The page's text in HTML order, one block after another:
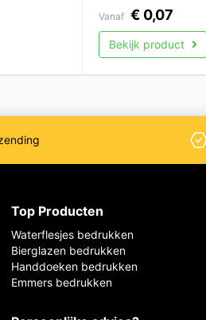
Vanaf € 0,07
Bekijk product
Top Producten
Waterflesjes bedrukken
Bierglazen bedrukken
Handdoeken bedrukken
Emmers bedrukken